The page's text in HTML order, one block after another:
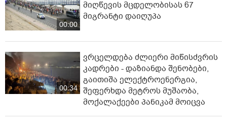
00:00
მიღწევის მცდელობისას 67
მიგრანტი დაიღუპა
00:34
ვრცელდება ძლიერი მიწისძვრის
კადრები - დაზიანდა შენობები,
გაითიშა ელექტროენერგია,
შეფერხდა მეტროს მუშაობა,
მოქალაქეები პანიკამ მოიცვა